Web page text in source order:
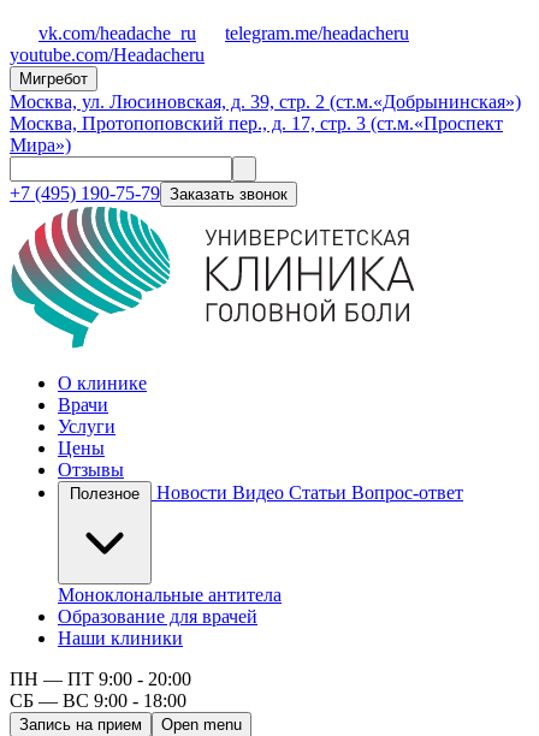
vk.com/headache_ru
telegram.me/headacheru
youtube.com/Headacheru
Мигребот
Москва, ул. Люсиновская, д. 39, стр. 2 (ст.м.«Добрынинская»)
Москва, Протопоповский пер., д. 17, стр. 3 (ст.м.«Проспект
Мира»)
+7 (495) 190-75-79 Заказать звонок
О клинике
Врачи
Услуги
Цены
Отзывы
Новости Видео Статьи Вопрос-ответ
Моноклональные антитела
Образование для врачей
Наши клиники
ПН — ПТ 9:00 - 20:00
СБ — ВС 9:00 - 18:00
Запись на прием Open menu